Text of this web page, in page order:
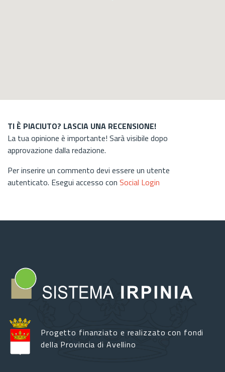
TI È PIACIUTO? LASCIA UNA RECENSIONE!
La tua opinione è importante! Sarà visibile dopo
approvazione dalla redazione.
Per inserire un commento devi essere un utente
autenticato. Esegui accesso con Social Login
Progetto finanziato e realizzato con fondi
della Provincia di Avellino